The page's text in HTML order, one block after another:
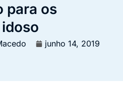
para os
junho 14, 2019